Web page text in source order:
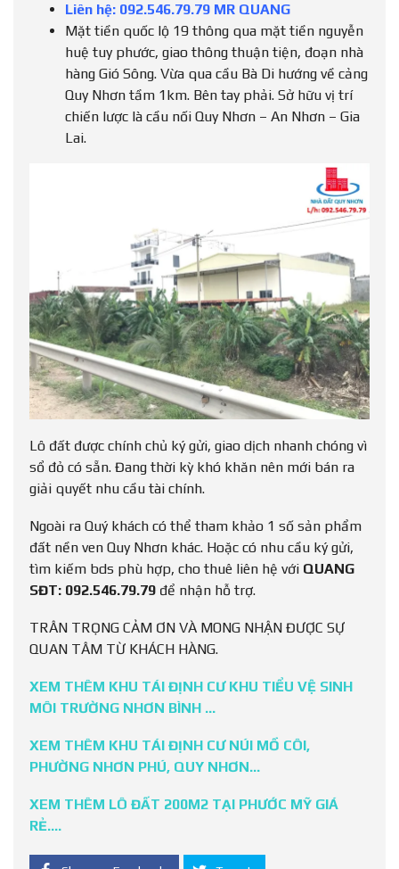
Liên hệ: 092.546.79.79 MR QUANG
Mặt tiền quốc lộ 19 thông qua mặt tiền nguyễn
huệ tuy phước, giao thông thuận tiện, đoạn nhà
hàng Gió Sông. Vừa qua cầu Bà Di hướng về cảng
Quy Nhơn tầm 1km. Bên tay phải. Sở hữu vị trí
chiến lược là cầu nối Quy Nhơn – An Nhơn – Gia
Lai.
Lô đất được chính chủ ký gửi, giao dịch nhanh chóng vì
sổ đỏ có sẵn. Đang thời kỳ khó khăn nên mới bán ra
giải quyết nhu cầu tài chính.
Ngoài ra Quý khách có thể tham khảo 1 số sản phẩm
đất nền ven Quy Nhơn khác. Hoặc có nhu cầu ký gửi,
tìm kiếm bds phù hợp, cho thuê liên hệ với QUANG
SĐT: 092.546.79.79 để nhận hỗ trợ.
TRÂN TRỌNG CẢM ƠN VÀ MONG NHẬN ĐƯỢC SỰ
QUAN TÂM TỪ KHÁCH HÀNG.
XEM THÊM KHU TÁI ĐỊNH CƯ KHU TIỂU VỆ SINH
MÔI TRƯỜNG NHƠN BÌNH …
XEM THÊM KHU TÁI ĐỊNH CƯ NÚI MỒ CÔI,
PHƯỜNG NHƠN PHÚ, QUY NHƠN…
XEM THÊM LÔ ĐẤT 200M2 TẠI PHƯỚC MỸ GIÁ
RẺ….